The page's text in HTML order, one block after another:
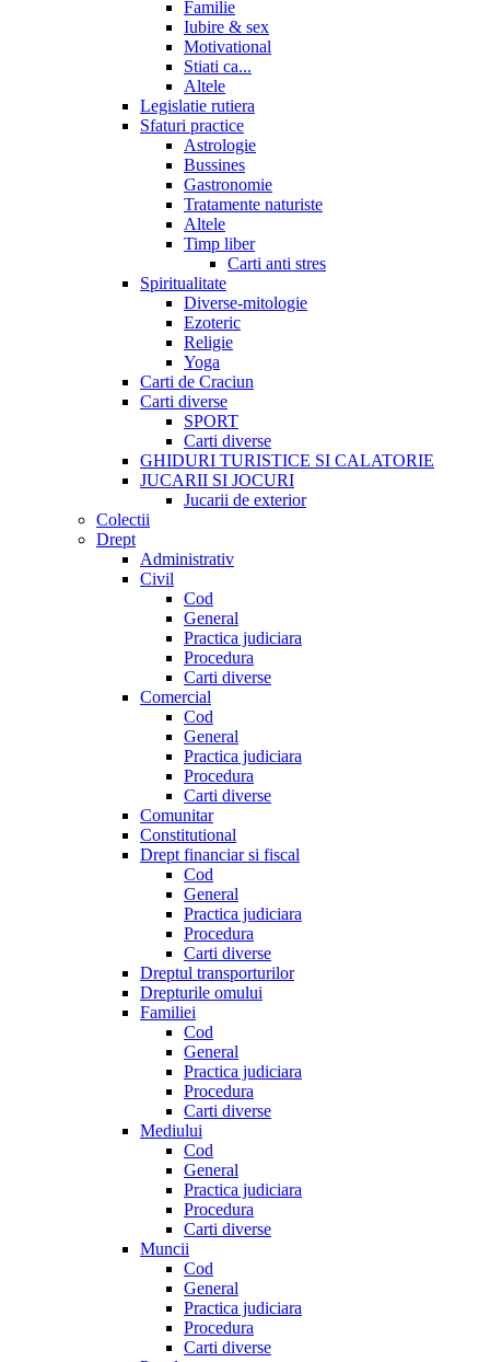
Familie
Iubire & sex
Motivational
Stiati ca...
Altele
Legislatie rutiera
Sfaturi practice
Astrologie
Bussines
Gastronomie
Tratamente naturiste
Altele
Timp liber
Carti anti stres
Spiritualitate
Diverse-mitologie
Ezoteric
Religie
Yoga
Carti de Craciun
Carti diverse
SPORT
Carti diverse
GHIDURI TURISTICE SI CALATORIE
JUCARII SI JOCURI
Jucarii de exterior
Colectii
Drept
Administrativ
Civil
Cod
General
Practica judiciara
Procedura
Carti diverse
Comercial
Cod
General
Practica judiciara
Procedura
Carti diverse
Comunitar
Constitutional
Drept financiar si fiscal
Cod
General
Practica judiciara
Procedura
Carti diverse
Dreptul transporturilor
Drepturile omului
Familiei
Cod
General
Practica judiciara
Procedura
Carti diverse
Mediului
Cod
General
Practica judiciara
Procedura
Carti diverse
Muncii
Cod
General
Practica judiciara
Procedura
Carti diverse